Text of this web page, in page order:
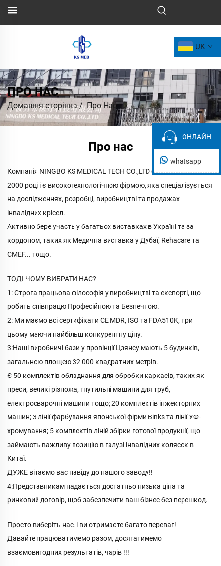
UK
ПРО НАС
Домашня сторінка/Про Нас
Про нас
Компанія NINGBO KS MEDICAL TECH CO.,LTD була заснована у
2000 році і є високотехнологічною фірмою, яка спеціалізується
на дослідженнях, розробці, виробництві та продажах
інвалідних крісел.
Активно бере участь у багатьох виставках в Україні та за
кордоном, таких як Медична виставка у Дубаї, Rehacare та
CMEF... тощо.
ТОДІ ЧОМУ ВИБРАТИ НАС?
1: Строга працьова філософія у виробництві та експорті, що
робить співпрацю Професійною та Безпечною.
2: Ми маємо всі сертифікати CE MDR, ISO та FDA510K, при
цьому маючи найбільш конкурентну ціну.
3:Наші виробничі бази у провінції Цзянсу мають 5 будинків,
загальною площею 32 000 квадратних метрів.
Є 50 комплектів обладнання для обробки каркасів, таких як
преси, великі різножа, гнутильні машини для труб,
електросварочні машини тощо; 20 комплектів інжекторних
машин; 3 лінії фарбування японської фірми Binks та лінії УФ-
хромування; 5 комплектів ліній збірки готової продукції, що
займають важливу позицію в галузі інвалідних колясок в
Китаї.
ДУЖЕ вітаємо вас навіду до нашого заводу!!
4:Представникам надається достатньо низька ціна та
ринковий договір, щоб забезпечити ваш бізнес без перешкод.
Просто виберіть нас, і ви отримаєте багато переваг!
Давайте працюватимемо разом, досягатимемо
взаємовигодних результатів, чарів !!!
ОНЛАЙН
ОНЛАЙН
whatsapp